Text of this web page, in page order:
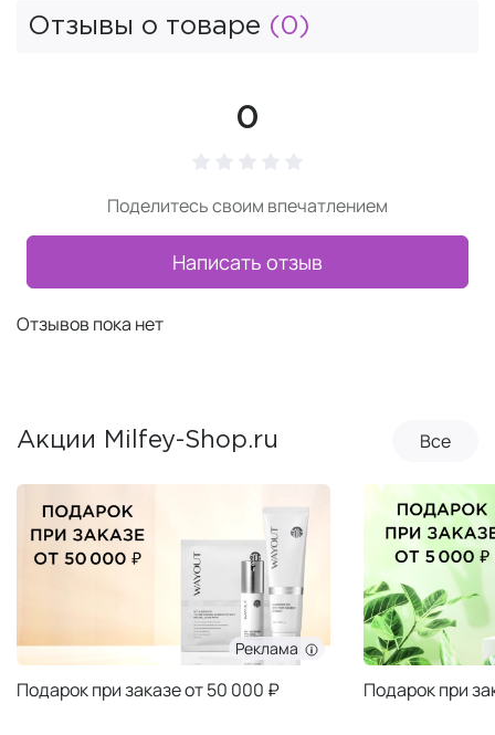
Отзывы о товаре (0)
0
Поделитесь своим впечатлением
Написать отзыв
Отзывов пока нет
Акции Milfey-Shop.ru Все
Реклама
Подарок при заказе от 50 000 ₽ Подарок при